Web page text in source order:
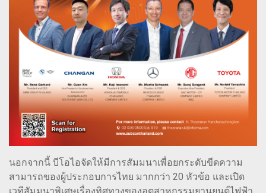
นอกจากนี้ บีโอไอจัดให้มีการสัมมนาเพื่อยกระดับขีดความ
สามารถของผู้ประกอบการไทย มากกว่า 20 หัวข้อ และเปิด